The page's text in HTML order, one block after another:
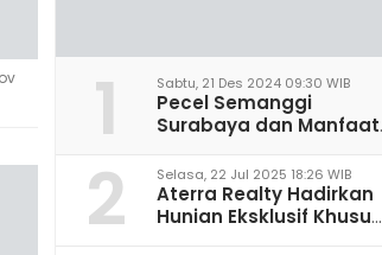
1 Sabtu, 21 Des 2024 09:30 WIB
Pecel Semanggi
Surabaya dan Manfaat
Saraf
2 Selasa, 22 Jul 2025 18:26 WIB
Aterra Realty Hadirkan
Hunian Eksklusif Khusus